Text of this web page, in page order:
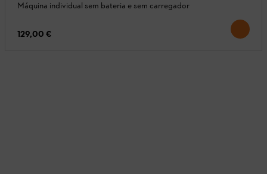
Máquina individual sem bateria e sem carregador
129,00 €